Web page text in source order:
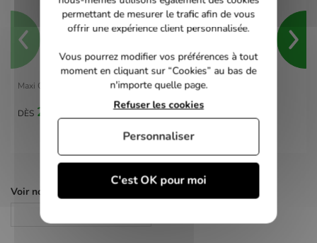
Maxi Quiz du Foot Francais - PS2
DÈS 2,00 €
Voir nos autres pages :
permettant de mesurer le trafic afin de vous
offrir une expérience client personnalisée.
Vous pourrez modifier vos préférences à tout
moment en cliquant sur “Cookies” au bas de
n'importe quelle page.
C'est OK pour moi
Refuser les cookies
Personnaliser